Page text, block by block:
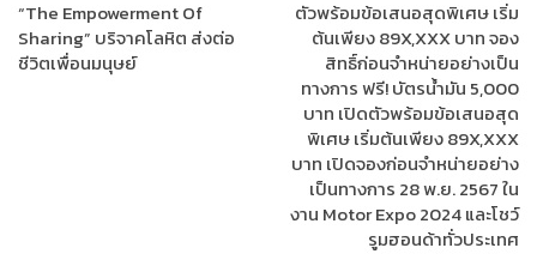
ประเทศญี่ปุ่น งานจัดขึ้นระหว่างวันที่ 29 กันยายน – 5 ตุลาคม 2567 ณ
ศูนย์การค้า สามย่านมิตรทาวน์ บริเวณชั้น G งานนี้เข้าชมฟรี!
“The Empowerment Of
Sharing” บริจาคโลหิต ส่งต่อ
ชีวิตเพื่อนมนุษย์
ตัวพร้อมข้อเสนอสุดพิเศษ เริ่ม
ต้นเพียง 89X,XXX บาท จอง
สิทธิ์ก่อนจำหน่ายอย่างเป็น
ทางการ ฟรี! บัตรน้ำมัน 5,000
บาท เปิดตัวพร้อมข้อเสนอสุด
พิเศษ เริ่มต้นเพียง 89X,XXX
บาท เปิดจองก่อนจำหน่ายอย่าง
เป็นทางการ 28 พ.ย. 2567 ใน
งาน Motor Expo 2024 และโชว์
รูมฮอนด้าทั่วประเทศ